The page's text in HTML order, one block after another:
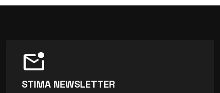
mark_email_unread
STIMA NEWSLETTER